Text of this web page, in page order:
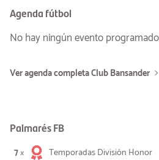
Agenda fútbol
No hay ningún evento
Ver agenda completa Club Bansander
Palmarés FB
7×
Temporadas División Honor